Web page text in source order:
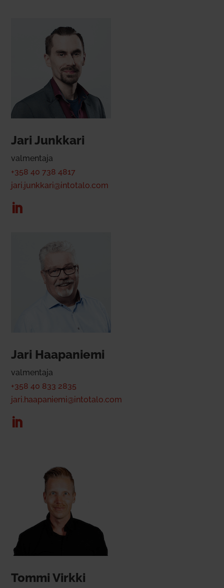
Jari Junkkari
val­mentaja
+358 40 738 4817
jari.junkkari@intotalo.com
Jari Haa­pa­niemi
val­mentaja
+358 40 833 2835
jari.haapaniemi@intotalo.com
Tommi Virkki